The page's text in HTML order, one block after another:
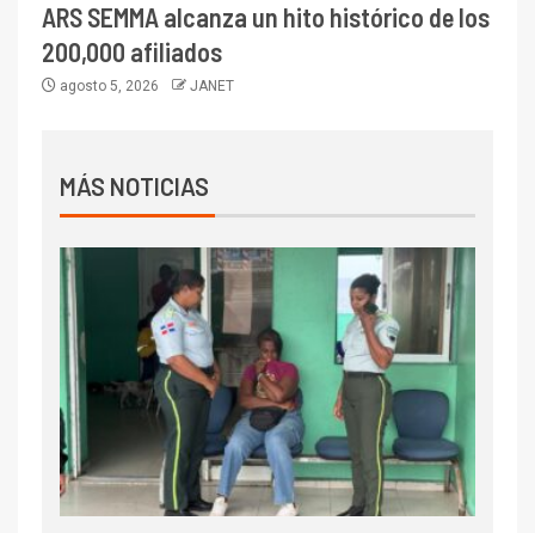
ARS SEMMA alcanza un hito histórico de los
200,000 afiliados
agosto 5, 2026 JANET
MÁS NOTICIAS